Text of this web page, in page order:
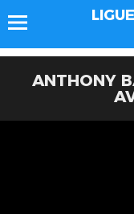
ANTHONY